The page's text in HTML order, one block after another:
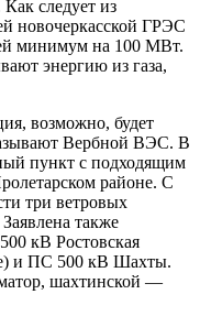
следует из
новочеркасской ГРЭС
минимум на 100 МВт.
энергию из газа,
возможно, будет
Вербной ВЭС. В
пункт с подходящим
районе. С
три ветровых
также
кВ Ростовская
и ПС 500 кВ Шахты.
шахтинской —